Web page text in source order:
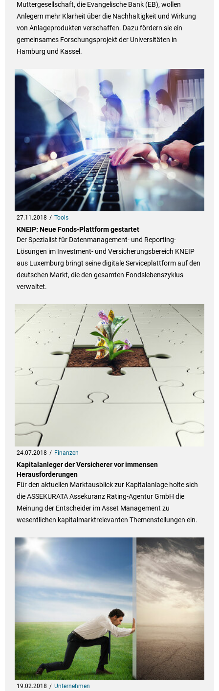
Muttergesellschaft, die Evangelische Bank (EB), wollen
Anlegern mehr Klarheit über die Nachhaltigkeit und Wirkung
von Anlageprodukten verschaffen. Dazu fördern sie ein
gemeinsames Forschungsprojekt der Universitäten in
Hamburg und Kassel.
27.11.2018 Tools
KNEIP: Neue Fonds-Plattform gestartet
Der Spezialist für Datenmanagement- und Reporting-
Lösungen im Investment- und Versicherungsbereich KNEIP
aus Luxemburg bringt seine digitale Serviceplattform auf den
deutschen Markt, die den gesamten Fondslebenszyklus
verwaltet.
24.07.2018 Finanzen
Kapitalanleger der Versicherer vor immensen
Herausforderungen
Für den aktuellen Marktausblick zur Kapitalanlage holte sich
die ASSEKURATA Assekuranz Rating-Agentur GmbH die
Meinung der Entscheider im Asset Management zu
wesentlichen kapitalmarktrelevanten Themenstellungen ein.
19.02.2018 Unternehmen